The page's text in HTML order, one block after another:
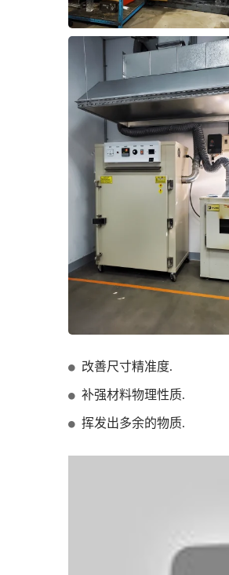
改善尺寸精准度.
补强材料物理性质.
挥发出多余的物质.